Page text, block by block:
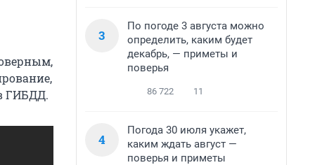
ГИБДД.
3
По погоде 3 августа можно
определить, каким будет
декабрь, — приметы и
поверья
86 722 11
4
Погода 30 июля укажет,
каким ждать август —
поверья и приметы